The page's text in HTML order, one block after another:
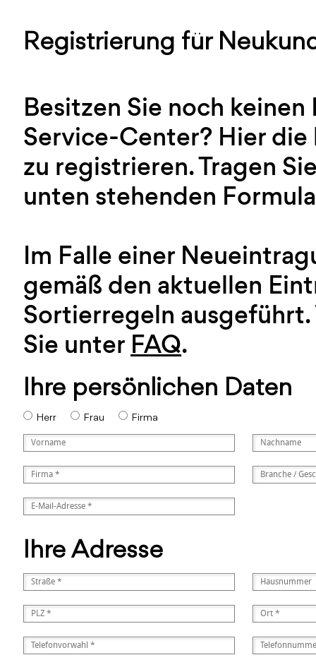
Registrierung für
Besitzen Sie noch
Service-Center? Hier
zu registrieren. Tragen
unten stehenden
Im Falle einer
gemäß den aktuellen
Sortierregeln
Sie unter FAQ.
Ihre persönlichen Daten
Herr Frau Firma
Ihre Adresse